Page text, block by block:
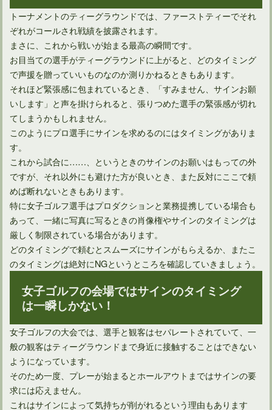
ゴルフのルールではボールについた泥を拭くことはできない？
ゴルフルールに定められていた二度打ちが消える理由とは？
トーナメントのティーグラウンドでは、ファーストティーでそれ
ぞれがコールされ戦績を披露されます。
まさに、これから戦いが始まる最高の瞬間です。
お目当ての選手がティーグラウンドに上がると、どのタイミング
で声援を贈っていいものなのか測りかねるときもあります。
それほど緊張感に包まれているとき、「すみません、サインお願
いします」と声を掛けられると、張りつめた選手の緊張感が切れ
てしまうかもしれません。
このようにプロ選手にサインを求めるのにはタイミングがありま
す。
これから試合に……、というときのサインのお願いはもっての外
ですが、それ以外にも避けた方が良いとき、また反対にここで頼
めば断れないときもあります。
特に女子ゴルフ選手はプロダクションと業務提携している場合も
あって、一緒に写真に写るときの肖像権やサインのタイミングは
厳しく制限されている場合があります。
どのタイミングで頼むとスムーズにサインがもらえるか、またこ
のタイミングは絶対にNGというところを確認していきましょう。
女子ゴルフの会場ではサインのタイミング
は一瞬しかない！
女子ゴルフの大会では、選手と観客はセパレートされていて、一
般の観客はティーグラウンドまで身近に接触することはできない
ようになっています。
そのため一度、プレーが始まるとホールアウトまではサインの要
求には応えません。
これはサインによって気持ちが削がれるという理由もあります